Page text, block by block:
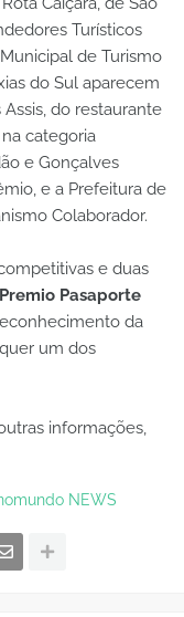
Turísticos
de Turismo
do Sul aparecem
do restaurante
categoria
e Gonçalves
e a Prefeitura de
Colaborador.
e duas
Pasaporte
da
um dos
informações,
NEWS